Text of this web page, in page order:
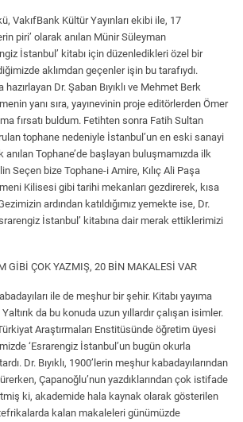
VakıfBank Kültür Yayınları ekibi ile, 17
piri’ olarak anılan Münir Süleyman
İstanbul’ kitabı için düzenledikleri özel bir
aklımdan geçenler işin bu tarafıydı.
hazırlayan Dr. Şaban Bıyıklı ve Mehmet Berk
yanı sıra, yayınevinin proje editörlerden Ömer
fırsatı buldum. Fetihten sonra Fatih Sultan
tophane nedeniyle İstanbul’un en eski sanayi
Tophane’de başlayan buluşmamızda ilk
Seçen bize Tophane-i Amire, Kılıç Ali Paşa
Kilisesi gibi tarihi mekanları gezdirerek, kısa
ardından katıldığımız yemekte ise, Dr.
İstanbul’ kitabına dair merak ettiklerimizi
GİBİ ÇOK YAZMIŞ, 20 BİN MAKALESİ VAR
ile de meşhur bir şehir. Kitabı yayıma
Yaltırık da bu konuda uzun yıllardır çalışan isimler.
Araştırmaları Enstitüsünde öğretim üyesi
‘Esrarengiz İstanbul’un bugün okurla
Dr. Bıyıklı, 1900’lerin meşhur kabadayılarından
Çapanoğlu’nun yazdıklarından çok istifade
ki, akademide hala kaynak olarak gösterilen
kalan makaleleri günümüzde